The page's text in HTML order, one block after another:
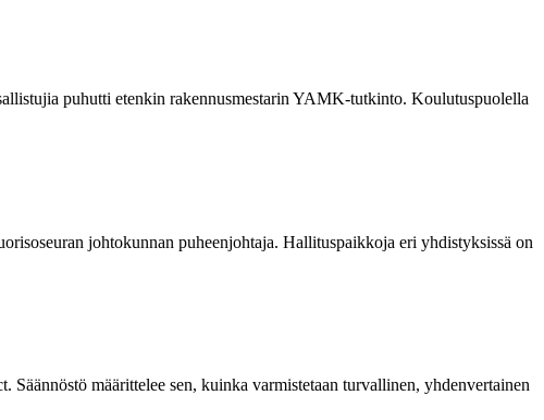
puhutti etenkin rakennusmestarin YAMK-tutkinto. Koulutuspuolella
johtokunnan puheenjohtaja. Hallituspaikkoja eri yhdistyksissä on
määrittelee sen, kuinka varmistetaan turvallinen, yhdenvertainen